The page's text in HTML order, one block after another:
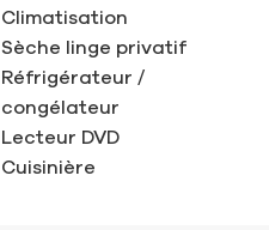
Climatisation
Sèche linge privatif
Réfrigérateur /
congélateur
Lecteur DVD
Cuisinière